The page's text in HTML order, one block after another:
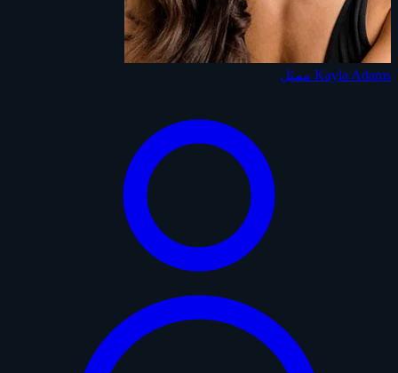
Kayla Adams ممثل